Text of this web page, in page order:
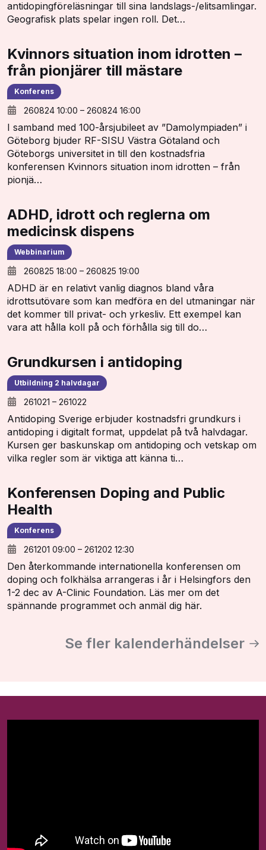
antidopingföreläsningar till sina landslags-/elitsamlingar.
Geografisk plats spelar ingen roll. Det…
Kvinnors situation inom idrotten –
från pionjärer till mästare
Konferens
260824 10:00 – 260824 16:00
I samband med 100-årsjubileet av ”Damolympiaden” i
Göteborg bjuder RF-SISU Västra Götaland och
Göteborgs universitet in till den kostnadsfria
konferensen Kvinnors situation inom idrotten – från
pionjä…
ADHD, idrott och reglerna om
medicinsk dispens
Webbinarium
260825 18:00 – 260825 19:00
ADHD är en relativt vanlig diagnos bland våra
idrottsutövare som kan medföra en del utmaningar när
det kommer till privat- och yrkesliv. Ett exempel kan
vara att hålla koll på och förhålla sig till do…
Grundkursen i antidoping
Utbildning 2 halvdagar
261021 – 261022
Antidoping Sverige erbjuder kostnadsfri grundkurs i
antidoping i digitalt format, uppdelat på två halvdagar.
Kursen ger baskunskap om antidoping och vetskap om
vilka regler som är viktiga att känna ti…
Konferensen Doping and Public
Health
Konferens
261201 09:00 – 261202 12:30
Den återkommande internationella konferensen om
doping och folkhälsa arrangeras i år i Helsingfors den
1-2 dec av A-Clinic Foundation. Läs mer om det
spännande programmet och anmäl dig här.
Se fler kalenderhändelser